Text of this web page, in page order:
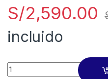
S/2,590.00
incluido